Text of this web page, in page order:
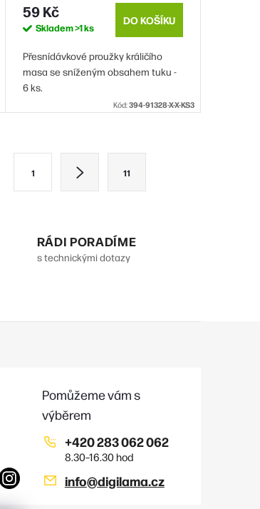
59 Kč
Skladem>1 ks
DO KOŠÍKU
Přesnídávkové proužky králičího
masa se sníženým obsahem tuku -
6 ks.
Kód:394-91328-X-X-KS3
v
1 11
RÁDI PORADÍME
s technickými dotazy
info@digilama.cz
+420 283 062 062